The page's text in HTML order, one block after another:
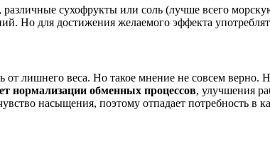
сухофрукты или соль (лучше всего
Но для достижения желаемого эффекта
лишнего веса. Но такое мнение не совсем верно.
нормализации обменных процессов, улучшения
насыщения, поэтому отпадает потребность в